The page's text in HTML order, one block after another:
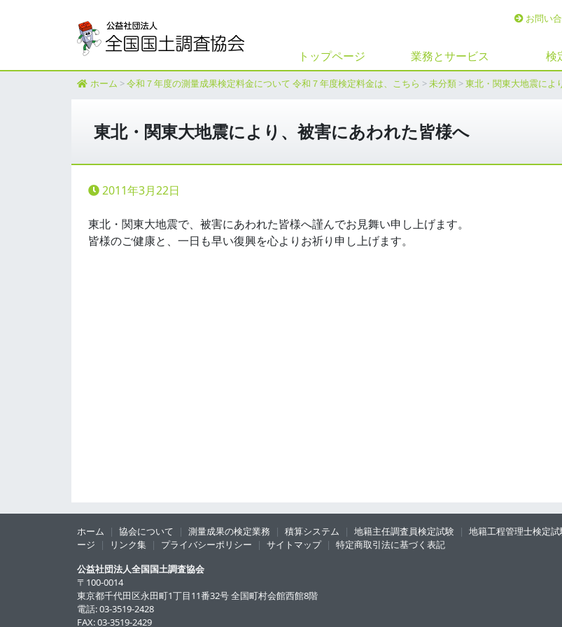
お問い
トップページ 業務とサービス 検
ホーム >令和７年度の測量成果検定料金について 令和７年度検定料金は、こちら >未分類 >東北・関東大地震によ
東北・関東大地震により、被害にあわれた皆様へ
2011年3月22日
東北・関東大地震で、被害にあわれた皆様へ謹んでお見舞い申し上げます。
皆様のご健康と、一日も早い復興を心よりお祈り申し上げます。
ホーム 協会について 測量成果の検定業務 積算システム 地籍主任調査員検定試験 地籍工程管理士検定試
ージ
リンク集 プライバシーポリシー サイトマップ
特定商取引法に基づく表記
公益社団法人全国国土調査協会
〒 100-0014
東京都千代田区永田町1丁目11番32号 全国町村会館西館8階
電話:03-3519-2428
FAX:03-3519-2429